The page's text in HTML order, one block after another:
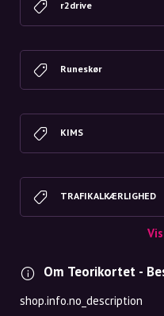
r2drive
Runeskør
KIMS
TRAFIKALKÆRLIGHED
Om Teorikortet -
shop.info.no_description